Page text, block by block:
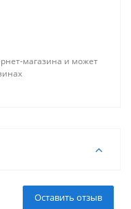
магазина и может
Оставить отзыв